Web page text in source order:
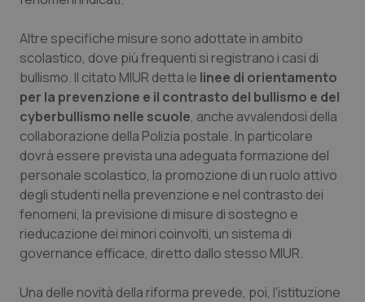
Tumori del Polmone & Testa Collo
Tumori gastrointestinali
Ulcera & Reflusso
Vaccini
Altre specifiche misure sono adottate in ambito
scolastico, dove più frequenti si registrano i casi di
bullismo. Il citato MIUR detta le linee di orientamento
per la prevenzione e il contrasto del bullismo e del
cyberbullismo nelle scuole, anche avvalendosi della
collaborazione della Polizia postale. In particolare
dovrà essere prevista una adeguata formazione del
personale scolastico, la promozione di un ruolo attivo
degli studenti nella prevenzione e nel contrasto dei
fenomeni, la previsione di misure di sostegno e
rieducazione dei minori coinvolti, un sistema di
governance efficace, diretto dallo stesso MIUR.
Una delle novità della riforma prevede, poi, l'istituzione